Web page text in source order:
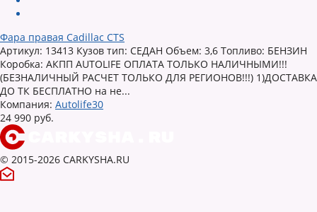
Фара правая Cadillac CTS
Артикул: 13413 Кузов тип: СЕДАН Объем: 3,6 Топливо: БЕНЗИН
Коробка: АКПП AUTOLIFE ОПЛАТА ТОЛЬКО НАЛИЧНЫМИ!!!
(БЕЗНАЛИЧНЫЙ РАСЧЕТ ТОЛЬКО ДЛЯ РЕГИОНОВ!!!) 1)ДОСТАВКА
ДО ТК БЕСПЛАТНО на не...
Компания: Autolife30
24 990 руб.
© 2015-2026 CARKYSHA.RU